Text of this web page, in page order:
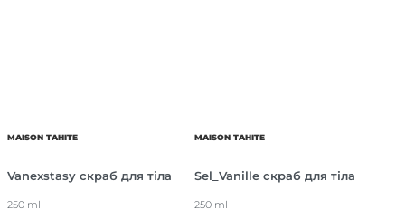
MAISON TAHITE
Vanexstasy скраб для тіла
250 ml
MAISON TAHITE
Sel_Vanille скраб для тіла
250 ml